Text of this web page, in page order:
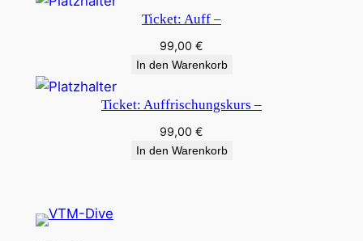
Ticket: Auff –
99,00 €
In den Warenkorb
Ticket: Auffrischungskurs –
99,00 €
In den Warenkorb